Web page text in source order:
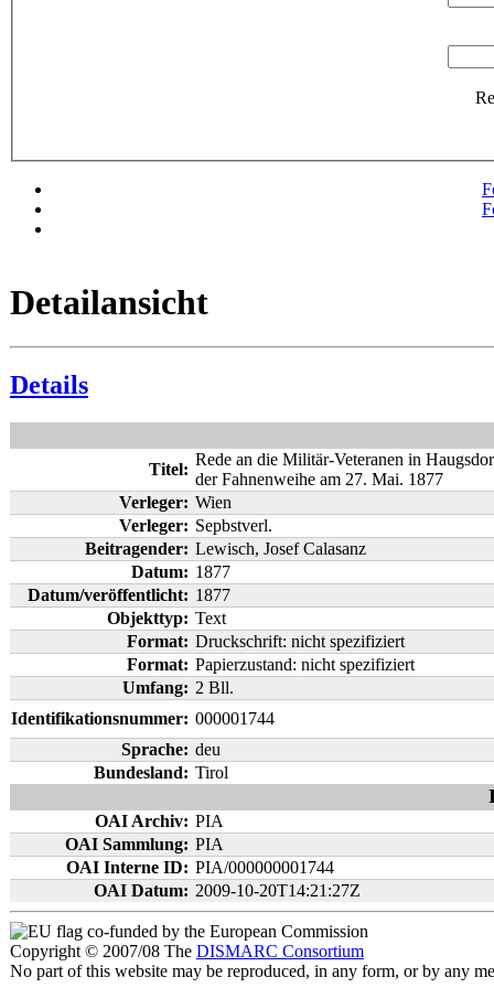
Detailansicht
Details
Titel:
Rede an die Militär-Veteranen in
der Fahnenweihe am 27. Mai. 1877
Verleger: Wien
Verleger: Sepbstverl.
Beitragender: Lewisch, Josef Calasanz
Datum: 1877
Datum/veröffentlicht: 1877
Objekttyp: Text
Format: Druckschrift: nicht spezifiziert
Format: Papierzustand: nicht spezifiziert
Umfang: 2 Bll.
Identifikationsnummer: 000001744
Sprache: deu
Bundesland: Tirol
OAI Archiv: PIA
OAI Sammlung: PIA
OAI Interne ID: PIA/000000001744
OAI Datum: 2009-10-20T14:21:27Z
co-funded by the European Commission
Copyright © 2007/08 The DISMARC Consortium
No part of this website may be reproduced, in any form, or by any